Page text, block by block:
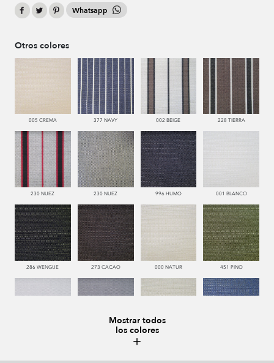
Whatsapp
Otros colores
005 CREMA 377 NAVY 002 BEIGE 228 TIERRA
230 NUEZ 230 NUEZ 996 HUMO 001 BLANCO
286 WENGUE 273 CACAO 000 NATUR 451 PINO
Mostrar todos
los colores